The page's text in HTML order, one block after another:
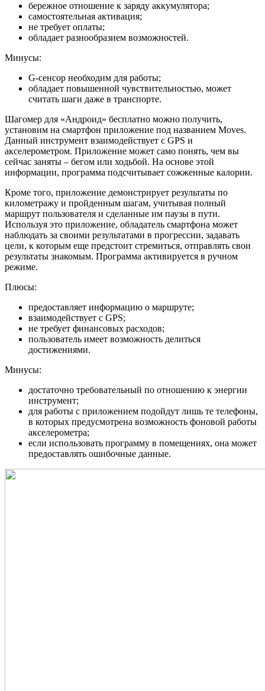
бережное отношение к заряду аккумулятора;
самостоятельная активация;
не требует оплаты;
обладает разнообразием возможностей.
Минусы:
G-сенсор необходим для работы;
обладает повышенной чувствительностью, может
считать шаги даже в транспорте.
Шагомер для «Андроид» бесплатно можно получить,
установим на смартфон приложение под названием Moves.
Данный инструмент взаимодействует с GPS и
акселерометром. Приложение может само понять, чем вы
сейчас заняты – бегом или ходьбой. На основе этой
информации, программа подсчитывает сожженные калории.
Кроме того, приложение демонстрирует результаты по
километражу и пройденным шагам, учитывая полный
маршрут пользователя и сделанные им паузы в пути.
Используя это приложение, обладатель смартфона может
наблюдать за своими результатами в прогрессии, задавать
цели, к которым еще предстоит стремиться, отправлять свои
результаты знакомым. Программа активируется в ручном
режиме.
Плюсы:
предоставляет информацию о маршруте;
взаимодействует с GPS;
не требует финансовых расходов;
пользователь имеет возможность делиться
достижениями.
Минусы:
достаточно требовательный по отношению к энергии
инструмент;
для работы с приложением подойдут лишь те телефоны,
в которых предусмотрена возможность фоновой работы
акселерометра;
если использовать программу в помещениях, она может
предоставлять ошибочные данные.